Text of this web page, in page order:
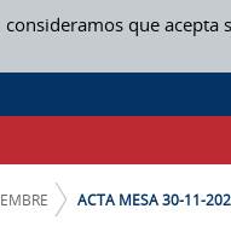
que acepta
ACTA MESA 30-11-